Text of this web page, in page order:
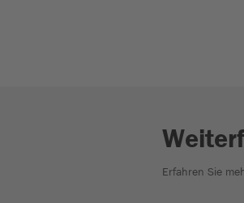
Erfahren Sie